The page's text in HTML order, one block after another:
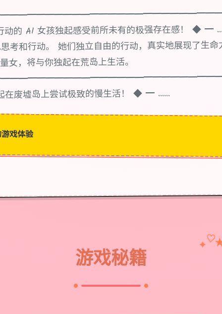
的 AI 女孩独起感受前所未有的极强存在感！ ◆ ━
考和行动。 她们独立自由的行动，真实地展现了生
女，将与你独起在荒岛上生活。
废墟岛上尝试极致的慢生活！ ◆ ━ ......
戏体验
游戏秘籍
✦♡